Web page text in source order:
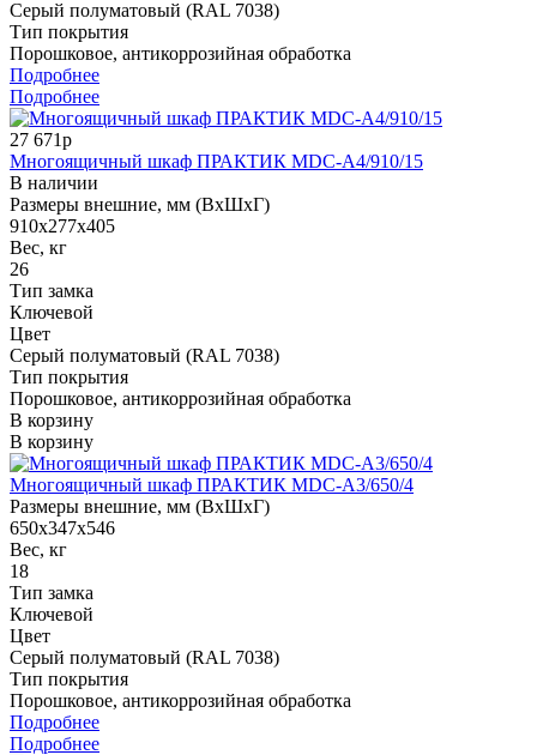
Серый полуматовый (RAL 7038)
Тип покрытия
Порошковое, антикоррозийная обработка
Подробнее
Подробнее
27 671р
Многоящичный шкаф ПРАКТИК MDC-A4/910/15
В наличии
Размеры внешние, мм (ВхШхГ)
910x277x405
Вес, кг
26
Тип замка
Ключевой
Цвет
Серый полуматовый (RAL 7038)
Тип покрытия
Порошковое, антикоррозийная обработка
В корзину
В корзину
Многоящичный шкаф ПРАКТИК MDC-A3/650/4
Размеры внешние, мм (ВхШхГ)
650x347x546
Вес, кг
18
Тип замка
Ключевой
Цвет
Серый полуматовый (RAL 7038)
Тип покрытия
Порошковое, антикоррозийная обработка
Подробнее
Подробнее